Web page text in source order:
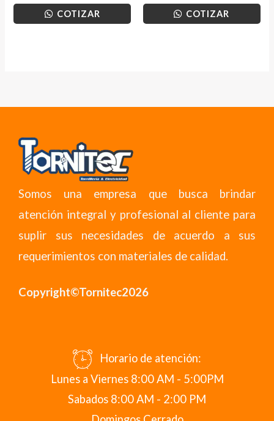
COTIZAR COTIZAR
Somos una empresa que busca brindar
atención integral y profesional al cliente para
suplir sus necesidades de acuerdo a sus
requerimientos con materiales de calidad.
Copyright©Tornitec2026
Horario de atención:
Lunes a Viernes 8:00 AM - 5:00PM
Sabados 8:00 AM - 2:00 PM